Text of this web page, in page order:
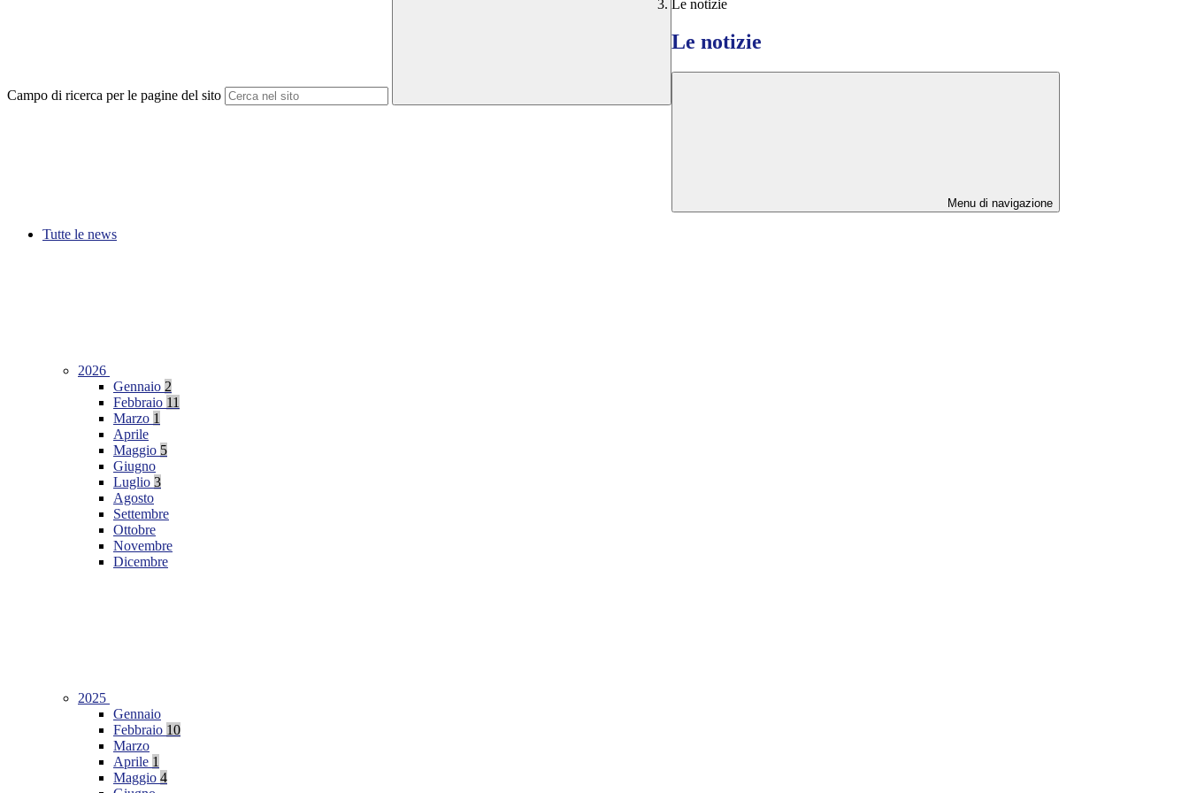
Campo di ricerca per le pagine del sito
Le notizie
Le notizie
Menu di navigazione
Tutte le news
2026
Gennaio 2
Febbraio 11
Marzo 1
Aprile
Maggio 5
Giugno
Luglio 3
Agosto
Settembre
Ottobre
Novembre
Dicembre
2025
Gennaio
Febbraio 10
Marzo
Aprile 1
Maggio 4